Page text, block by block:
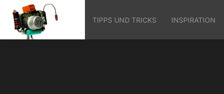
TIPPS UND TRICKS INSPIRATION